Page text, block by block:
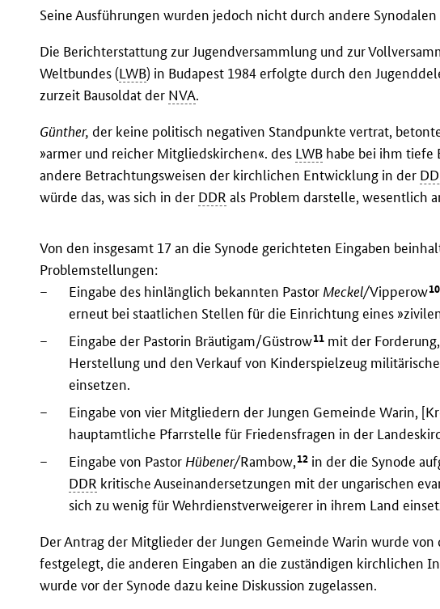
Seine Ausführungen wurden jedoch nicht durch andere
Die Berichterstattung zur Jugendversammlung und zur
Weltbundes (LWB) in Budapest 1984 erfolgte durch den
zurzeit Bausoldat der NVA.
Günther, der keine politisch negativen Standpunkte vertrat,
»armer und reicher Mitgliedskirchen«. des LWB habe bei ihm tiefe
andere Betrachtungsweisen der kirchlichen Entwicklung in der
würde das, was sich in der DDR als Problem darstelle, wesentlich
Von den insgesamt 17 an die Synode gerichteten Eingaben
Problemstellungen:
–
Eingabe des hinlänglich bekannten Pastor Meckel/Vipperow10
erneut bei staatlichen Stellen für die Einrichtung eines
–
Eingabe der Pastorin Bräutigam/Güstrow11 mit der
Herstellung und den Verkauf von Kinderspielzeug
einsetzen.
–
Eingabe von vier Mitgliedern der Jungen Gemeinde Warin,
hauptamtliche Pfarrstelle für Friedensfragen in der
–
Eingabe von Pastor Hübener/Rambow,12 in der die Synode
DDR kritische Auseinandersetzungen mit der ungarischen
sich zu wenig für Wehrdienstverweigerer in ihrem Land
Der Antrag der Mitglieder der Jungen Gemeinde Warin wurde von
festgelegt, die anderen Eingaben an die zuständigen kirchlichen
wurde vor der Synode dazu keine Diskussion zugelassen.